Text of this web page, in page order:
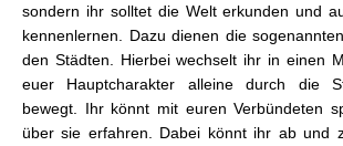
sondern ihr solltet die Welt erkunden und
kennenlernen. Dazu dienen die
den Städten. Hierbei wechselt ihr in einen
euer Hauptcharakter alleine durch die
bewegt. Ihr könnt mit euren Verbündeten
über sie erfahren. Dabei könnt ihr ab und